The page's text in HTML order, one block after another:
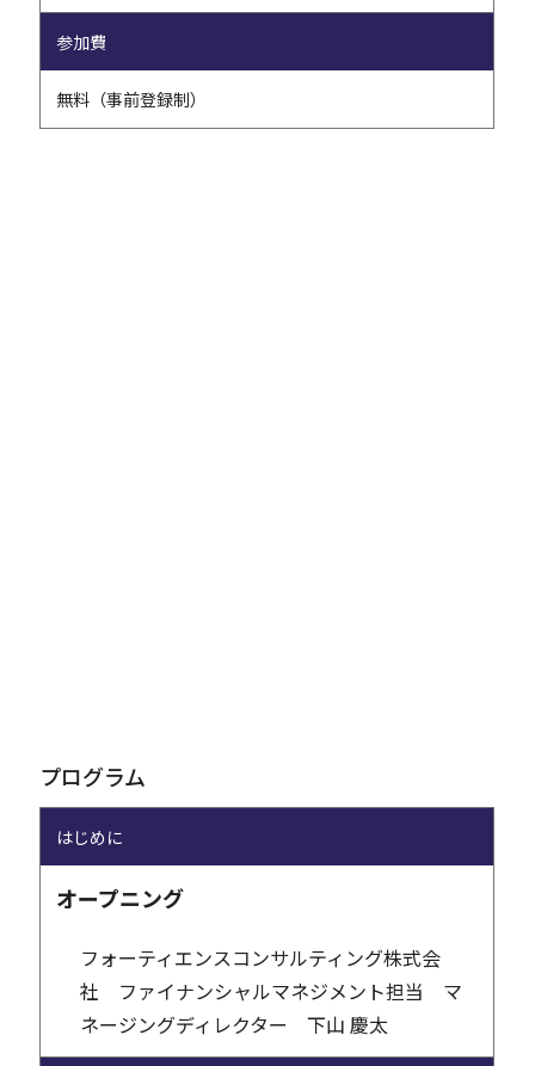
参加費
無料（事前登録制）
プログラム
はじめに
オープニング
フォーティエンスコンサルティング株式会
社 ファイナンシャルマネジメント担当 マ
ネージングディレクター 下山 慶太